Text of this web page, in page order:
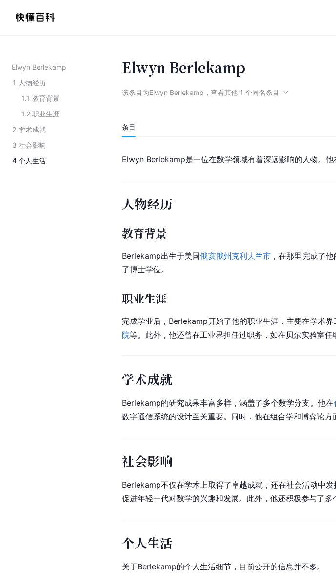
Elwyn Berlekamp
1 人物经历
1.1 教育背景
1.2 职业生涯
2 学术成就
3 社会影响
4 个人生活
Elwyn Berlekamp
该条目为Elwyn Berlekamp ， 查看其他 1 个同名条目
条目
Elwyn Berlekamp是一位在数学领域有着深远影响的人物。他
人物经历
教育背景
Berlekamp出生于美国俄亥俄州克利夫兰市 ，在那里完成了
了博士学位。
职业生涯
完成学业后，Berlekamp开始了他的职业生涯，主要在学术
院等。此外，他还曾在工业界担任过职务，如在贝尔实验室任
学术成就
Berlekamp的研究成果丰富多样，涵盖了多个数学分支。他在
数字通信系统的设计至关重要。同时，他在组合学和博弈论方
社会影响
Berlekamp不仅在学术上取得了卓越成就，还在社会活动中
促进年轻一代对数学的兴趣和发展。此外，他还积极参与了
个人生活
关于Berlekamp的个人生活细节，目前公开的信息并不多。